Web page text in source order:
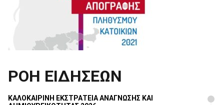
ΡΟΗ ΕΙΔΗΣΕΩΝ
ΚΑΛΟΚΑΙΡΙΝΗ ΕΚΣΤΡΑΤΕΙΑ ΑΝΑΓΝΩΣΗΣ ΚΑΙ